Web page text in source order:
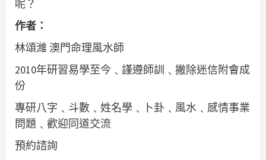
呢？
作者：
林頌濰 澳門命理風水師
2010年研習易學至今﹑謹遵師訓﹑撇除迷信附會成
份
專研八字﹑斗數﹑姓名學﹑卜卦﹑風水﹑感情事業
問題﹑歡迎同道交流
預約諮詢